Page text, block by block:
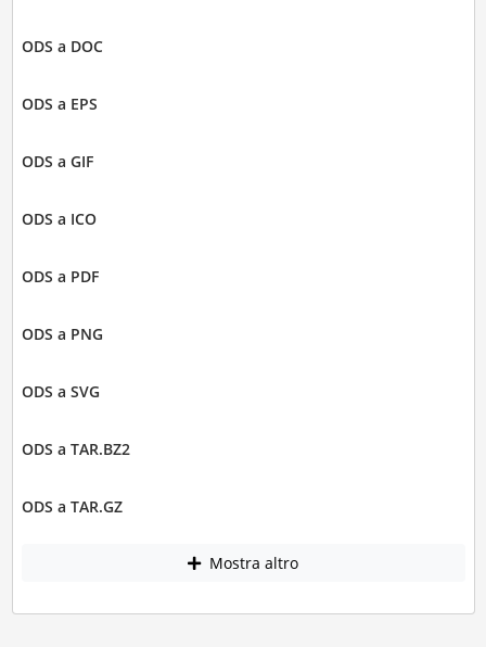
ODS a DOC
ODS a EPS
ODS a GIF
ODS a ICO
ODS a PDF
ODS a PNG
ODS a SVG
ODS a TAR.BZ2
ODS a TAR.GZ
Mostra altro